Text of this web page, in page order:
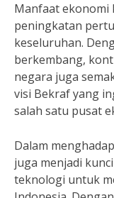
Manfaat ekonomi
peningkatan
keseluruhan.
berkembang,
negara juga
visi Bekraf yang
salah satu pusat
Dalam
juga menjadi
teknologi untuk